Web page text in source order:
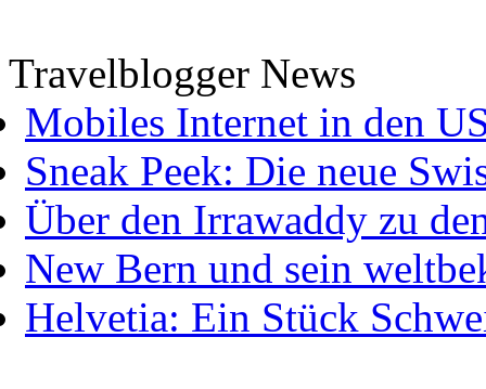
Travelblogger News
Mobiles Internet in den
Sneak Peek: Die neue
Über den Irrawaddy zu
New Bern und sein
Helvetia: Ein Stück